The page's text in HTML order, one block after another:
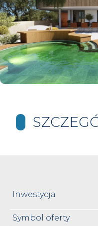
Inwestycja
Symbol oferty